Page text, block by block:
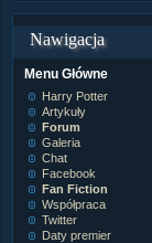
Nawigacja
Menu Główne
Harry Potter
Artykuły
Forum
Galeria
Chat
Facebook
Fan Fiction
Współpraca
Twitter
Daty premier